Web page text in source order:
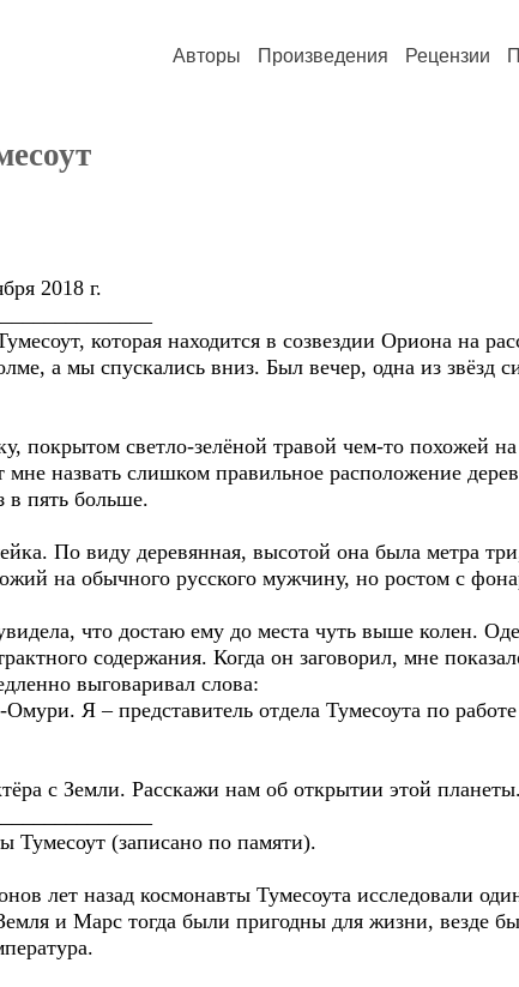
Авторы Произведения Рецензии
2018 г.
которая находится в созвездии Ориона на
а мы спускались вниз. Был вечер, одна из звёзд
покрытом светло-зелёной травой чем-то похожей
мне назвать слишком правильное расположение
в пять больше.
По виду деревянная, высотой она была метра
на обычного русского мужчину, но ростом с
что достаю ему до места чуть выше колен.
содержания. Когда он заговорил, мне
выговаривал слова:
Я – представитель отдела Тумесоута по
с Земли. Расскажи нам об открытии этой планеты.
Тумесоут (записано по памяти).
лет назад космонавты Тумесоута исследовали
и Марс тогда были пригодны для жизни, везде